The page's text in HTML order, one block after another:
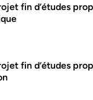
fin d’études
fin d’études